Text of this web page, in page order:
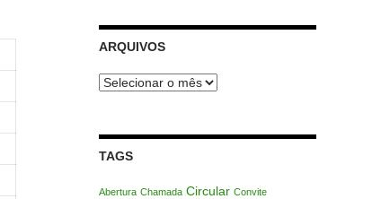
ARQUIVOS
Arquivos
TAGS
Abertura Chamada Circular Convite